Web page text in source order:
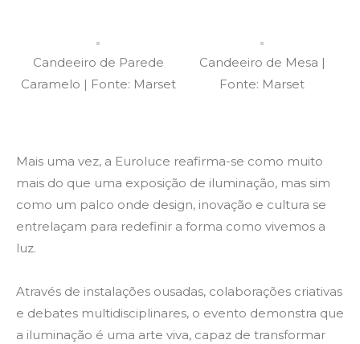
Candeeiro de Parede
Caramelo | Fonte: Marset
Candeeiro de Mesa |
Fonte: Marset
Mais uma vez, a Euroluce reafirma-se como muito
mais do que uma exposição de iluminação, mas sim
como um palco onde design, inovação e cultura se
entrelaçam para redefinir a forma como vivemos a
luz.
Através de instalações ousadas, colaborações criativas
e debates multidisciplinares, o evento demonstra que
a iluminação é uma arte viva, capaz de transformar